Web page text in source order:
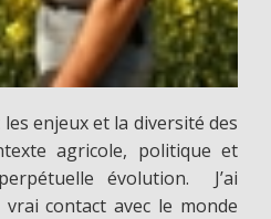
enjeux et la diversité des
agricole, politique et
évolution. J’ai
contact avec le monde